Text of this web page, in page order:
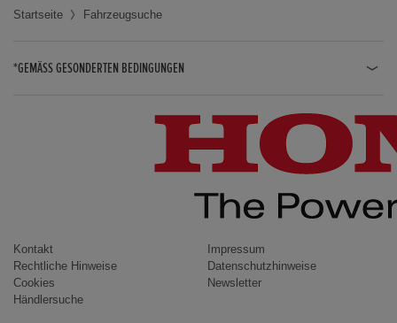
Startseite Fahrzeugsuche
*GEMÄSS GESONDERTEN BEDINGUNGEN
CIVIC / CIVIC LIMOUSINE
INSIGHT
ACCORD
Kontakt
Impressum
Rechtliche Hinweise
Datenschutzhinweise
Cookies
Newsletter
Händlersuche